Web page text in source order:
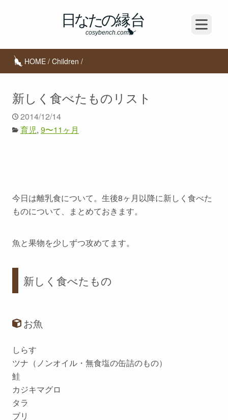
Open
HOME / Children /
新しく食べたものリスト
2014/12/14
育児 9〜11ヶ月
今日は離乳食について。生後8ヶ月以降に新しく食べた
ものについて、まとめておきます。
魚と果物を少しずつ攻めてます。
新しく食べたもの
お魚
しらす
ツナ（ノンオイル・無食塩の缶詰のもの）
鮭
カジキマグロ
タラ
ブリ